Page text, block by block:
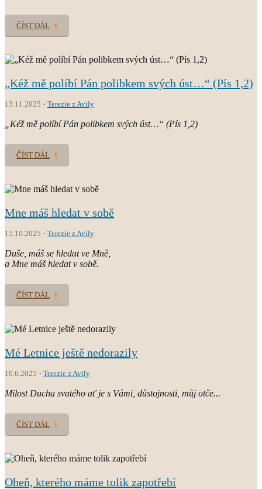
ČÍST DÁL
„Kéž mě políbí Pán polibkem svých úst…“ (Pís 1,2)
13.11.2025 Terezie z Avily
„Kéž mě políbí Pán polibkem svých úst…“ (Pís 1,2)
ČÍST DÁL
Mne máš hledat v sobě
15.10.2025 Terezie z Avily
Duše, máš se hledat ve Mně,
a Mne máš hledat v sobě.
ČÍST DÁL
Mé Letnice ještě nedorazily
10.6.2025 Terezie z Avily
Milost Ducha svatého ať je s Vámi, důstojnosti, můj otče...
ČÍST DÁL
Oheň, kterého máme tolik zapotřebí